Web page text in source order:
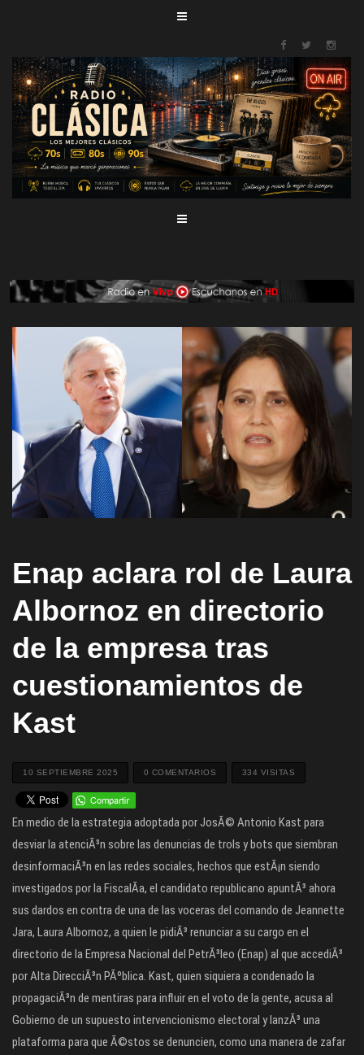
Enap aclara rol de Laura
Albornoz en directorio
de la empresa tras
cuestionamientos de
Kast
10 SEPTIEMBRE 2025 0 COMENTARIOS 334 VISITAS
En medio de la estrategia adoptada por JosÃ© Antonio Kast para
desviar la atenciÃ³n sobre las denuncias de trols y bots que siembran
desinformaciÃ³n en las redes sociales, hechos que estÃ¡n siendo
investigados por la FiscalÃ­a, el candidato republicano apuntÃ³ ahora
sus dardos en contra de una de las voceras del comando de Jeannette
Jara, Laura Albornoz, a quien le pidiÃ³ renunciar a su cargo en el
directorio de la Empresa Nacional del PetrÃ³leo (Enap) al que accediÃ³
por Alta DirecciÃ³n PÃºblica. Kast, quien siquiera a condenado la
propagaciÃ³n de mentiras para influir en el voto de la gente, acusa al
Gobierno de un supuesto intervencionismo electoral y lanzÃ³ una
plataforma para que Ã©stos se denuncien, como una manera de zafar